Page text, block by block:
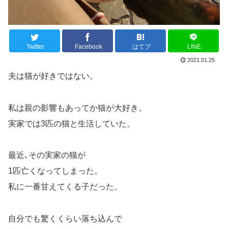
Twitter Facebook はてブ LINE
2021.01.25
夫は猫が好きではない。
私は親の影響もあってか猫が大好き。
実家では3匹の猫と生活していた。
最近､その実家の猫が
1匹亡くなってしまった。
私に一番甘えてくる子だった。
自分でも驚くくらい落ち込んで